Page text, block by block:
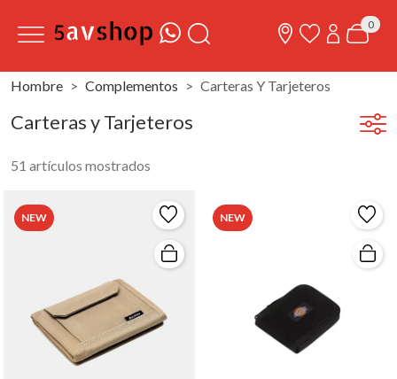
0
Hombre Complementos Carteras Y Tarjeteros
Carteras y Tarjeteros
51 artículos mostrados
NEW NEW